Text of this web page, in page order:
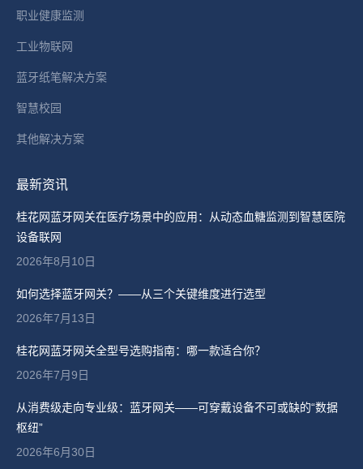
职业健康监测
工业物联网
蓝牙纸笔解决方案
智慧校园
其他解决方案
最新资讯
桂花网蓝牙网关在医疗场景中的应用：从动态血糖监测到智慧医院
设备联网
2026年8月10日
如何选择蓝牙网关？——从三个关键维度进行选型
2026年7月13日
桂花网蓝牙网关全型号选购指南：哪一款适合你？
2026年7月9日
从消费级走向专业级：蓝牙网关——可穿戴设备不可或缺的“数据
枢纽”
2026年6月30日